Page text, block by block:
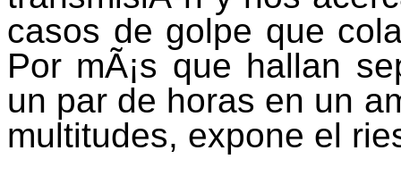
casos de golpe que
Por mÃ¡s que hallan
un par de horas en un
multitudes, expone el